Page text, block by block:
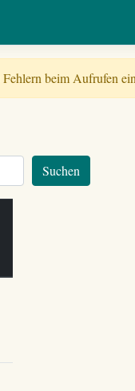
beim Aufrufen
Suchen